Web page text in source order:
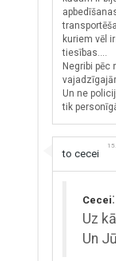
kuriem vēl
tiesības....
Negribi pēc
Un ne
tik
to cecei
Cecei:
Uz
Un